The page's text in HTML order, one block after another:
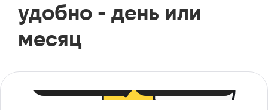
удобно - день или
месяц